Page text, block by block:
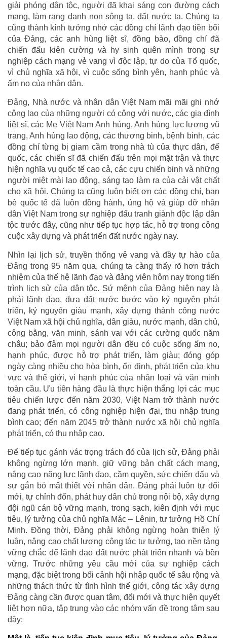
giải phóng dân tộc, người đã khai sáng con đường cách
mạng, làm rạng danh non sông ta, đất nước ta. Chúng ta
cũng thành kính tưởng nhớ các đồng chí lãnh đạo tiền bối
của Đảng, các anh hùng liệt sĩ, đồng bào, đồng chí đã
chiến đấu kiên cường và hy sinh quên mình trong sự
nghiệp cách mạng vẻ vang vì độc lập, tự do của Tổ quốc,
vì chủ nghĩa xã hội, vì cuộc sống bình yên, hạnh phúc và
ấm no của nhân dân.
Đảng, Nhà nước và nhân dân Việt Nam mãi mãi ghi nhớ
công lao của những người có công với nước, các gia đình
liệt sĩ, các Mẹ Việt Nam Anh hùng, Anh hùng lực lượng vũ
trang, Anh hùng lao động, các thương binh, bệnh binh, các
đồng chí từng bị giam cầm trong nhà tù của thực dân, đế
quốc, các chiến sĩ đã chiến đấu trên mọi mặt trận và thực
hiện nghĩa vụ quốc tế cao cả, các cựu chiến binh và những
người miệt mài lao động, sáng tạo làm ra của cải vật chất
cho xã hội. Chúng ta cũng luôn biết ơn các đồng chí, bạn
bè quốc tế đã luôn đồng hành, ủng hộ và giúp đỡ nhân
dân Việt Nam trong sự nghiệp đấu tranh giành độc lập dân
tộc trước đây, cũng như tiếp tục hợp tác, hỗ trợ trong công
cuộc xây dựng và phát triển đất nước ngày nay.
Nhìn lại lịch sử, truyền thống vẻ vang và đầy tự hào của
Đảng trong 95 năm qua, chúng ta càng thấy rõ hơn trách
nhiệm của thế hệ lãnh đạo và đảng viên hôm nay trong tiến
trình lịch sử của dân tộc. Sứ mệnh của Đảng hiện nay là
phải lãnh đạo, đưa đất nước bước vào kỷ nguyên phát
triển, kỷ nguyên giàu mạnh, xây dựng thành công nước
Việt Nam xã hội chủ nghĩa, dân giàu, nước mạnh, dân chủ,
công bằng, văn minh, sánh vai với các cường quốc năm
châu; bảo đảm mọi người dân đều có cuộc sống ấm no,
hạnh phúc, được hỗ trợ phát triển, làm giàu; đóng góp
ngày càng nhiều cho hòa bình, ổn định, phát triển của khu
vực và thế giới, vì hạnh phúc của nhân loại và văn minh
toàn cầu. Ưu tiên hàng đầu là thực hiện thắng lợi các mục
tiêu chiến lược đến năm 2030, Việt Nam trở thành nước
đang phát triển, có công nghiệp hiện đại, thu nhập trung
bình cao; đến năm 2045 trở thành nước xã hội chủ nghĩa
phát triển, có thu nhập cao.
Để tiếp tục gánh vác trọng trách đó của lịch sử, Đảng phải
không ngừng lớn mạnh, giữ vững bản chất cách mạng,
nâng cao năng lực lãnh đạo, cầm quyền, sức chiến đấu và
sự gắn bó mật thiết với nhân dân. Đảng phải luôn tự đổi
mới, tự chỉnh đốn, phát huy dân chủ trong nội bộ, xây dựng
đội ngũ cán bộ vững mạnh, trong sạch, kiên định với mục
tiêu, lý tưởng của chủ nghĩa Mác – Lênin, tư tưởng Hồ Chí
Minh. Đồng thời, Đảng phải không ngừng hoàn thiện lý
luận, nâng cao chất lượng công tác tư tưởng, tạo nền tảng
vững chắc để lãnh đạo đất nước phát triển nhanh và bền
vững. Trước những yêu cầu mới của sự nghiệp cách
mạng, đặc biệt trong bối cảnh hội nhập quốc tế sâu rộng và
những thách thức từ tình hình thế giới, công tác xây dựng
Đảng càng cần được quan tâm, đổi mới và thực hiện quyết
liệt hơn nữa, tập trung vào các nhóm vấn đề trọng tâm sau
đây: